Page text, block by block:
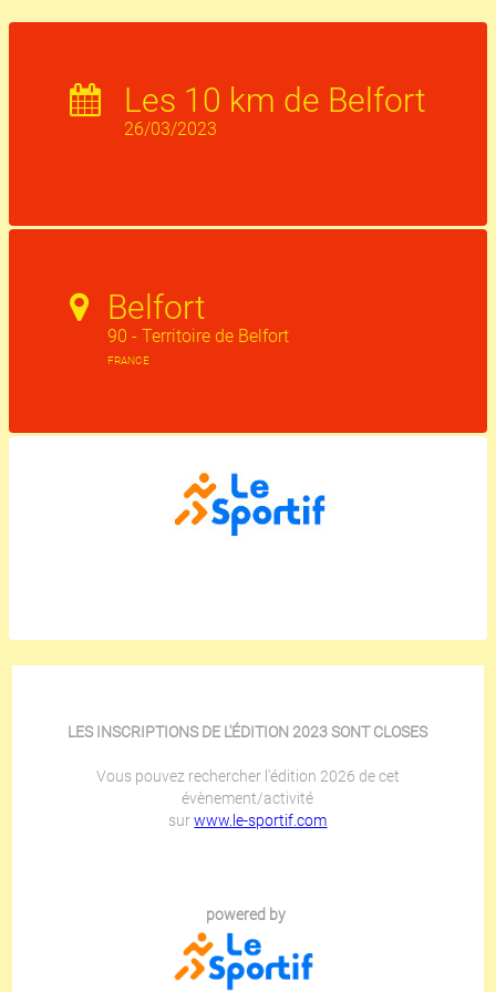
Les 10 km de Belfort
26/03/2023
Belfort
90 - Territoire de Belfort
FRANCE
LES INSCRIPTIONS DE L'ÉDITION 2023 SONT CLOSES
Vous pouvez rechercher l'édition 2026 de cet
évènement/activité
surwww.le-sportif.com
powered by